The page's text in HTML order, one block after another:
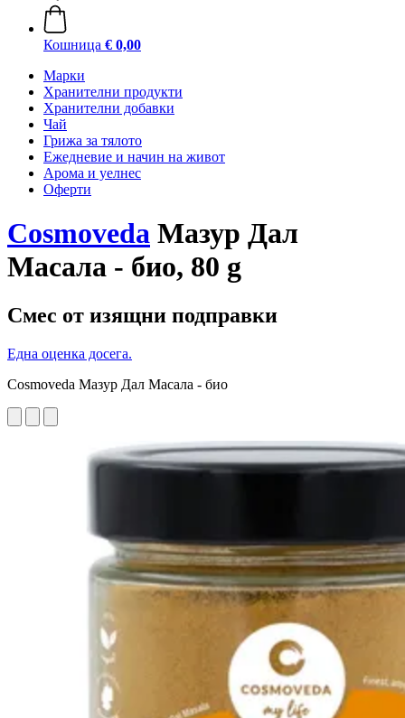
Кошница € 0,00
Марки
Хранителни продукти
Хранителни добавки
Чай
Грижа за тялото
Ежедневие и начин на живот
Арома и уелнес
Оферти
Cosmoveda Мазур Дал
Масала - био, 80 g
Смес от изящни подправки
Една оценка досега.
Cosmoveda Мазур Дал Масала - био